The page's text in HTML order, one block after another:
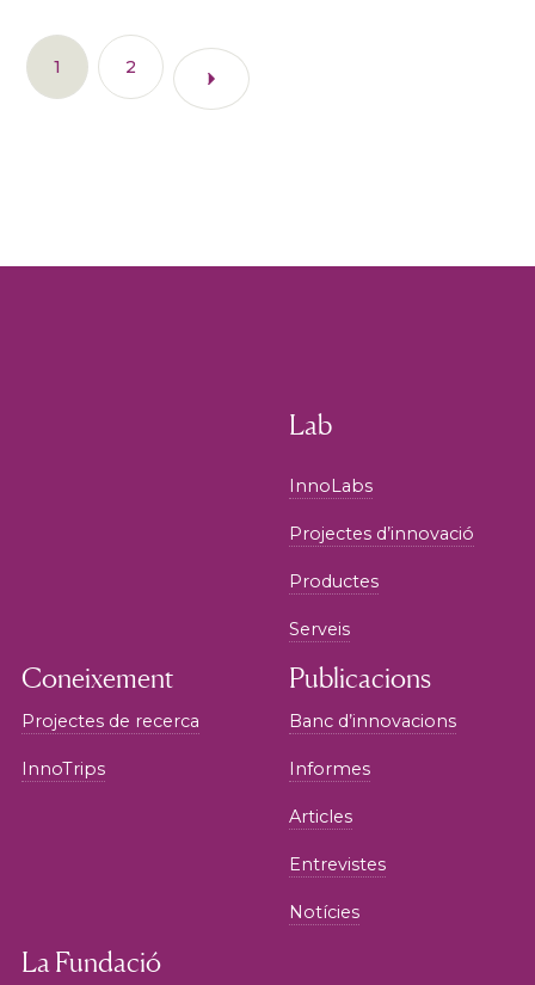
1 2
Lab
InnoLabs
Projectes d’innovació
Productes
Serveis
Coneixement
Projectes de recerca
InnoTrips
Publicacions
Banc d’innovacions
Informes
Articles
Entrevistes
Notícies
La Fundació